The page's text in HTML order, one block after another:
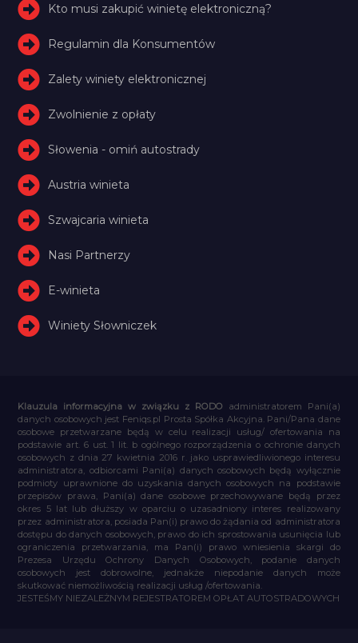
Kto musi zakupić winietę elektroniczną?
Regulamin dla Konsumentów
Zalety winiety elektronicznej
Zwolnienie z opłaty
Słowenia - omiń autostrady
Austria winieta
Szwajcaria winieta
Nasi Partnerzy
E-winieta
Winiety Słowniczek
Klauzula informacyjna w związku z RODO administratorem Pani(a)
danych osobowych jest Feniqs.pl Prosta Spółka Akcyjna. Pani/Pana dane
osobowe przetwarzane będą w celu realizacji usług/ ofertowania na
podstawie art. 6 ust. 1 lit. b ogólnego rozporządzenia o ochronie danych
osobowych z dnia 27 kwietnia 2016 r. jako usprawiedliwionego interesu
administratora, odbiorcami Pani(a) danych osobowych będą wyłącznie
podmioty uprawnione do uzyskania danych osobowych na podstawie
przepisów prawa, Pani(a) dane osobowe przechowywane będą przez
okres 5 lat lub dłuższy w oparciu o uzasadniony interes realizowany
przez administratora, posiada Pan(i) prawo do żądania od administratora
dostępu do danych osobowych, prawo do ich sprostowania usunięcia lub
ograniczenia przetwarzania, ma Pan(i) prawo wniesienia skargi do
Prezesa Urzędu Ochrony Danych Osobowych, podanie danych
osobowych jest dobrowolne, jednakże niepodanie danych może
skutkować niemożliwością realizacji usług /ofertowania.
JESTEŚMY NIEZALEŻNYM REJESTRATOREM OPŁAT AUTOSTRADOWYCH